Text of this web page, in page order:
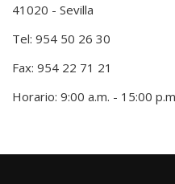
41020 - Sevilla
Tel: 954 50 26 30
Fax: 954 22 71 21
Horario: 9:00 a.m. - 15:00